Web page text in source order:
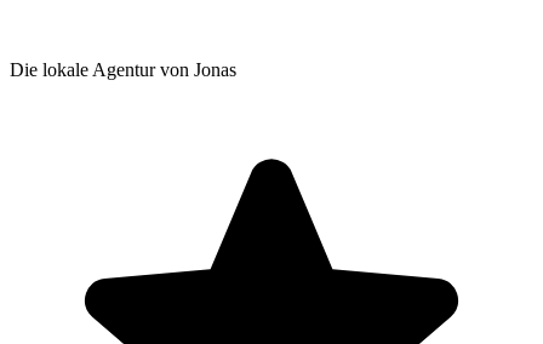
Die lokale Agentur von Jonas